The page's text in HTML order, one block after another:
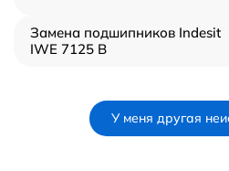
Замена подшипников Indesit
IWE 7125 B
У меня другая